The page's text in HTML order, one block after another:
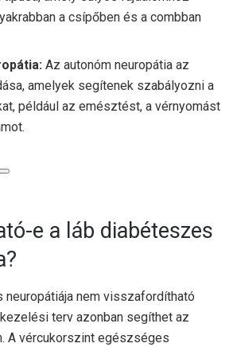
a csípőben és a combban
Az autonóm neuropátia az
amelyek segítenek szabályozni a
például az emésztést, a vérnyomást
e a láb diabéteszes
neuropátiája nem visszafordítható
terv azonban segíthet az
A vércukorszint egészséges